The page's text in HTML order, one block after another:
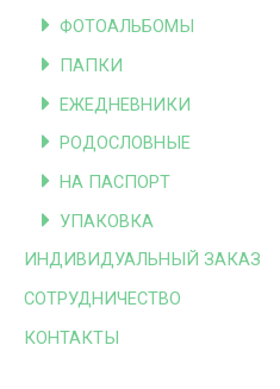
ФОТОАЛЬБОМЫ
ПАПКИ
ЕЖЕДНЕВНИКИ
РОДОСЛОВНЫЕ
НА ПАСПОРТ
УПАКОВКА
ИНДИВИДУАЛЬНЫЙ ЗАКАЗ
СОТРУДНИЧЕСТВО
КОНТАКТЫ